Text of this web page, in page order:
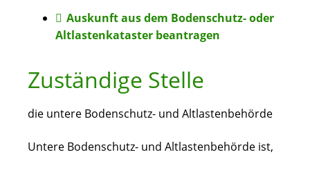
Auskunft aus dem Bodenschutz- oder
Altlastenkataster beantragen
Zuständige Stelle
die untere Bodenschutz- und Altlastenbehörde
Untere Bodenschutz- und Altlastenbehörde ist,